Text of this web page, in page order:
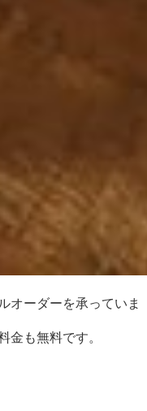
オーダーを承っていま
金も無料です。